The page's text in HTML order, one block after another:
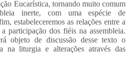
Eucarística, tornando muito comum
inerte, com uma espécie de
estabeleceremos as relações entre a
participação dos fiéis na assembleia.
objeto de discussão desse texto o
na liturgia e alterações através das